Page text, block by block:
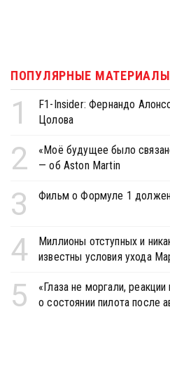
ПОПУЛЯРНЫЕ МАТЕРИАЛЫ
1
F1-Insider: Фернандо
Цолова
2
«Моё будущее было
— об Aston Martin
3 Фильм о Формуле 1
4
Миллионы отступных и
известны условия ухода
5
«Глаза не моргали,
о состоянии пилота после